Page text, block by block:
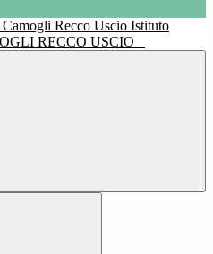
Istituto
RECCO USCIO